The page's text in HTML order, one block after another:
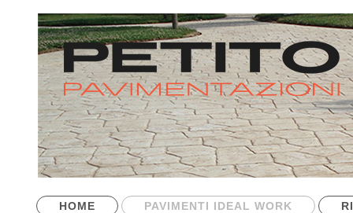
HOME PAVIMENTI IDEAL WORK